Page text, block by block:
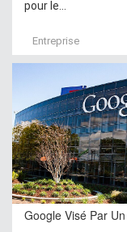
pour le...
Entreprise
Google Visé Par